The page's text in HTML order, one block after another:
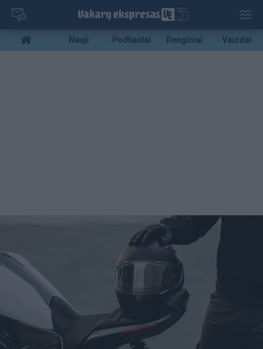
Pereiti
pagrindinį
turinį
Mobile
menu
Nauji Podkastai Renginiai Vaizdai